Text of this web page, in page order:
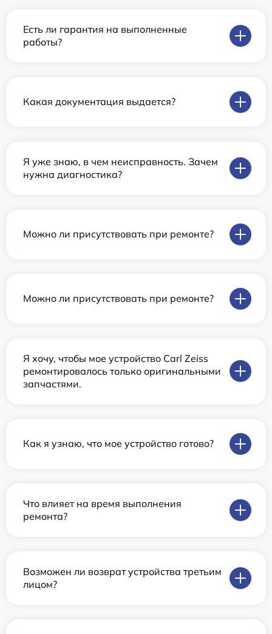
Есть ли гарантия на выполненные
работы?
Какая документация выдается?
Я уже знаю, в чем неисправность. Зачем
нужна диагностика?
Можно ли присутствовать при ремонте?
Можно ли присутствовать при ремонте?
Я хочу, чтобы мое устройство Carl Zeiss
ремонтировалось только оригинальными
запчастями.
Как я узнаю, что мое устройство готово?
Что влияет на время выполнения
ремонта?
Возможен ли возврат устройства третьим
лицом?